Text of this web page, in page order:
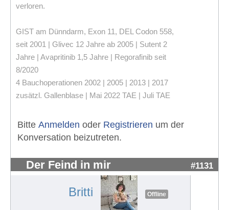
verloren.
GIST am Dünndarm, Exon 11, DEL Codon 558,
seit 2001 | Glivec 12 Jahre ab 2005 | Sutent 2
Jahre | Avapritinib 1,5 Jahre | Regorafinib seit
8/2020
4 Bauchoperationen 2002 | 2005 | 2013 | 2017
zusätzl. Gallenblase | Mai 2022 TAE | Juli TAE
Bitte Anmelden oder Registrieren um der
Konversation beizutreten.
Der Feind in mir #1131
Britti Offline